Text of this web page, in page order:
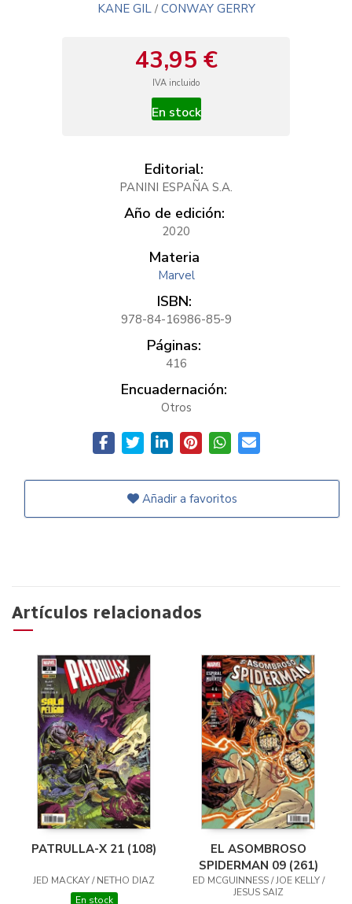
KANE GIL / CONWAY GERRY
43,95 €
IVA incluido
En stock
Editorial:
PANINI ESPAÑA S.A.
Año de edición:
2020
Materia
Marvel
ISBN:
978-84-16986-85-9
Páginas:
416
Encuadernación:
Otros
Añadir a favoritos
Artículos relacionados
PATRULLA-X 21 (108)
JED MACKAY / NETHO DIAZ
En stock
EL ASOMBROSO
SPIDERMAN 09 (261)
ED MCGUINNESS / JOE KELLY /
JESUS SAIZ